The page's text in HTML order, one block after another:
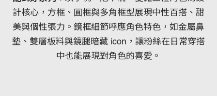
計核心，方框、圓框與多角框型展現中性百搭、甜
美與個性張力。鏡框細節呼應角色特色，如金屬鼻
墊、雙層板料與鏡腿暗藏 icon，讓粉絲在日常穿搭
中也能展現對角色的喜愛。